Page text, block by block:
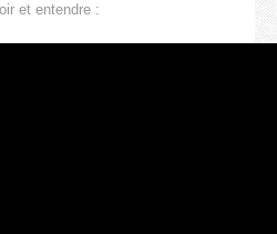
et entendre :